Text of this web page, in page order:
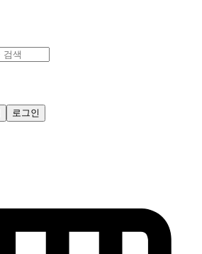
로그인